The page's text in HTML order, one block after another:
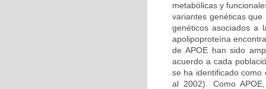
metabólicas y
variantes genéticas
genéticos asociados a
apolipoproteína
de APOE han sido
acuerdo a cada
se ha identificado como
al 2002). Como